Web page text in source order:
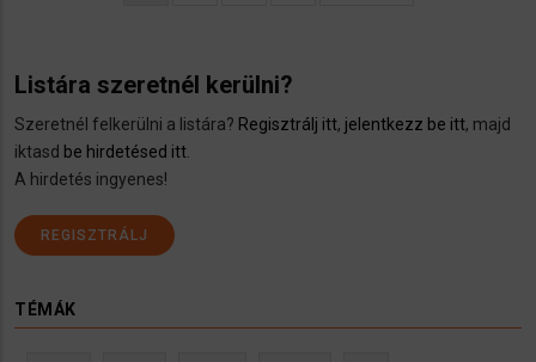
Listára szeretnél kerülni?
Szeretnél felkerülni a listára? Regisztrálj itt, jelentkezz be itt, majd
iktasd be hirdetésed itt
A hirdetés ingyenes!
REGISZTRÁLJ
TÉMÁK